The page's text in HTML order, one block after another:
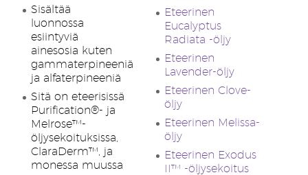
Sisältää
luonnossa
esiintyviä
ainesosia kuten
gammaterpineeniä
ja alfaterpineeniä
Sitä on eteerisissä
Purification®- ja
Melrose™-
öljysekoituksissa,
ClaraDerm™, ja
monessa muussa
Eteerinen
Eucalyptus
Radiata -öljy
Eteerinen
Lavender-öljy
Eteerinen Clove-
öljy
Eteerinen Melissa-
öljy
Eteerinen Exodus
II™ -öljysekoitus